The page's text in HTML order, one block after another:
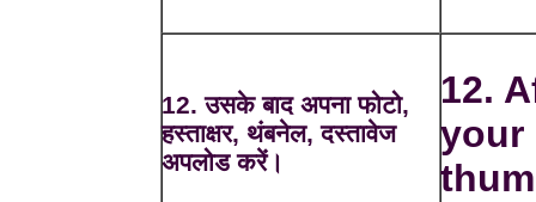
12. उसके बाद अपना फोटो,
हस्ताक्षर, थंबनेल, दस्तावेज
अपलोड करें।
12.
your